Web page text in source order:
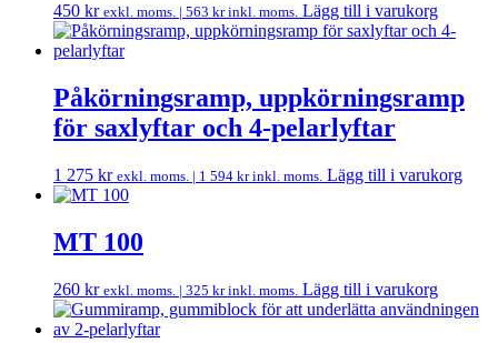
450 kr exkl. moms. | 563 krinkl. moms. Lägg till i varukorg
Påkörningsramp, uppkörningsramp
för saxlyftar och 4-pelarlyftar
1 275 kr exkl. moms. | 1 594 krinkl. moms. Lägg till i varukorg
MT 100
260 kr exkl. moms. | 325 krinkl. moms. Lägg till i varukorg